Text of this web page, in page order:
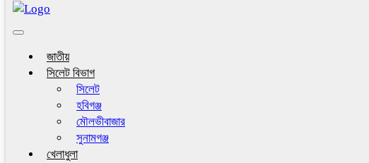
Toggle
জাতীয়
সিলেট বিভাগ
সিলেট
হবিগঞ্জ
মৌলভীবাজার
সুনামগঞ্জ
খেলাধুলা